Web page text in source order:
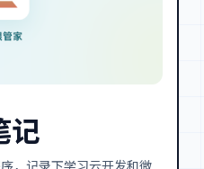
记
，记录下学习云开发和微